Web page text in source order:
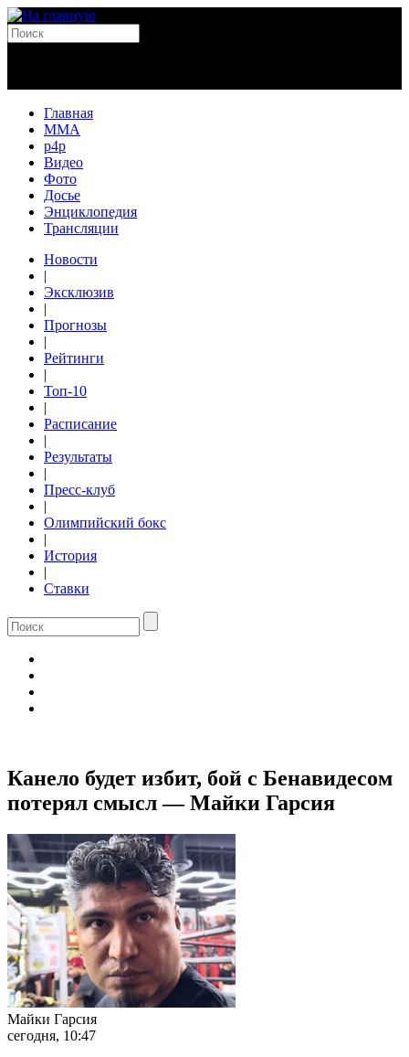
Главная
MMA
p4p
Видео
Фото
Досье
Энциклопедия
Трансляции
Новости
|
Эксклюзив
|
Прогнозы
|
Рейтинги
|
Топ-10
|
Расписание
|
Результаты
|
Пресс-клуб
|
Олимпийский бокс
|
История
|
Ставки
Канело будет избит, бой с Бенавидесом
потерял смысл — Майки Гарсия
Майки Гарсия
сегодня, 10:47